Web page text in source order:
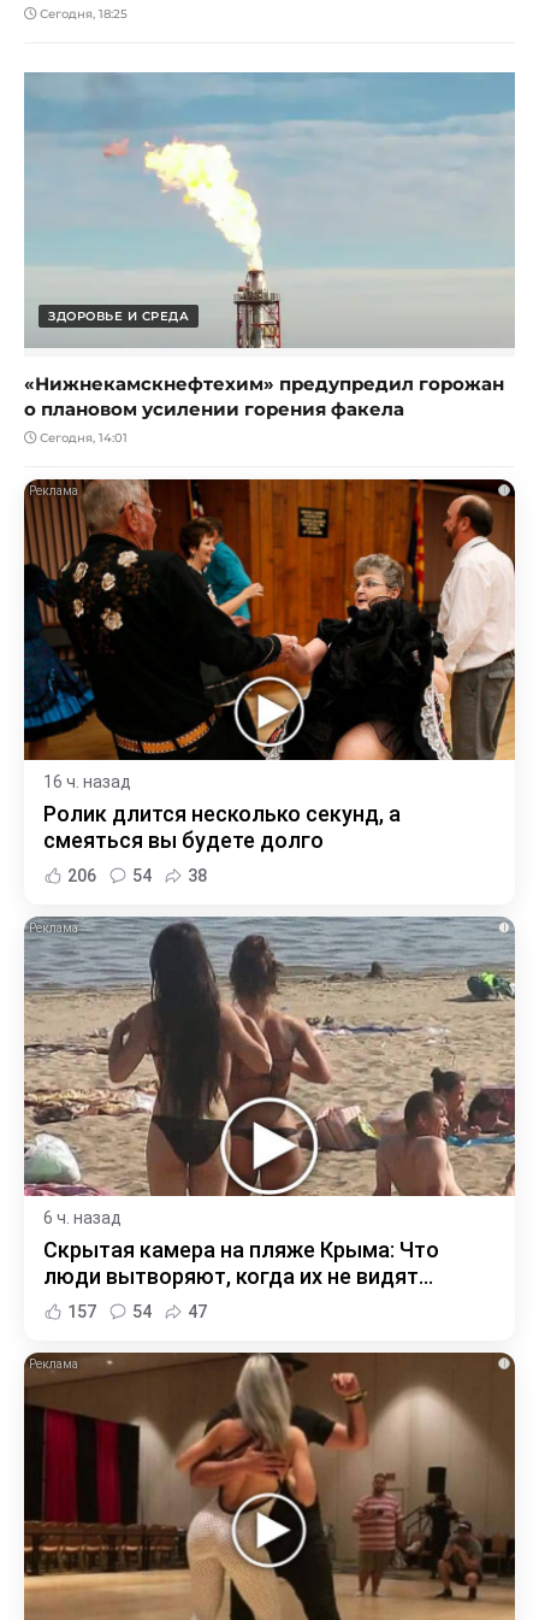
Сегодня, 18:25
ЗДОРОВЬЕ И СРЕДА
«Нижнекамскнефтехим» предупредил горожан
о плановом усилении горения факела
Сегодня, 14:01
i
16 ч. назад
Ролик длится несколько секунд, а
смеяться вы будете долго
206 54 38
i
6 ч. назад
Скрытая камера на пляже Крыма: Что
люди вытворяют, когда их не видят...
157 54 47
i